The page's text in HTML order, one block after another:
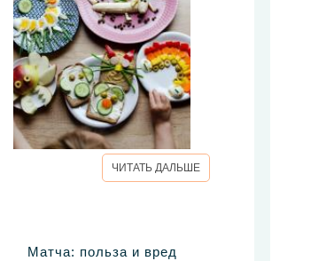
ЧИТАТЬ ДАЛЬШЕ
Матча: польза и вред